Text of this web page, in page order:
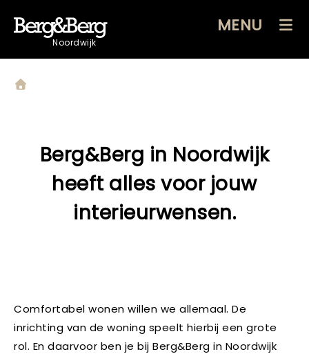
Noordwijk
MENU
Berg&Berg in Noordwijk
heeft alles voor jouw
interieurwensen.
Comfortabel wonen willen we allemaal. De
inrichting van de woning speelt hierbij een grote
rol. En daarvoor ben je bij Berg&Berg in Noordwijk